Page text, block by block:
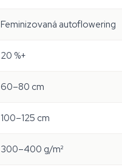
Feminizovaná autoflowering
20 %+
60–80 cm
100–125 cm
300–400 g/m²